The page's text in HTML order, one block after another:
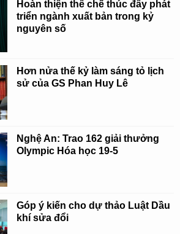
Hoàn thiện thể chế thúc đẩy phát
triển ngành xuất bản trong kỷ
nguyên số
Hơn nửa thế kỷ làm sáng tỏ lịch
sử của GS Phan Huy Lê
Nghệ An: Trao 162 giải thưởng
Olympic Hóa học 19-5
Góp ý kiến cho dự thảo Luật Dầu
khí sửa đổi